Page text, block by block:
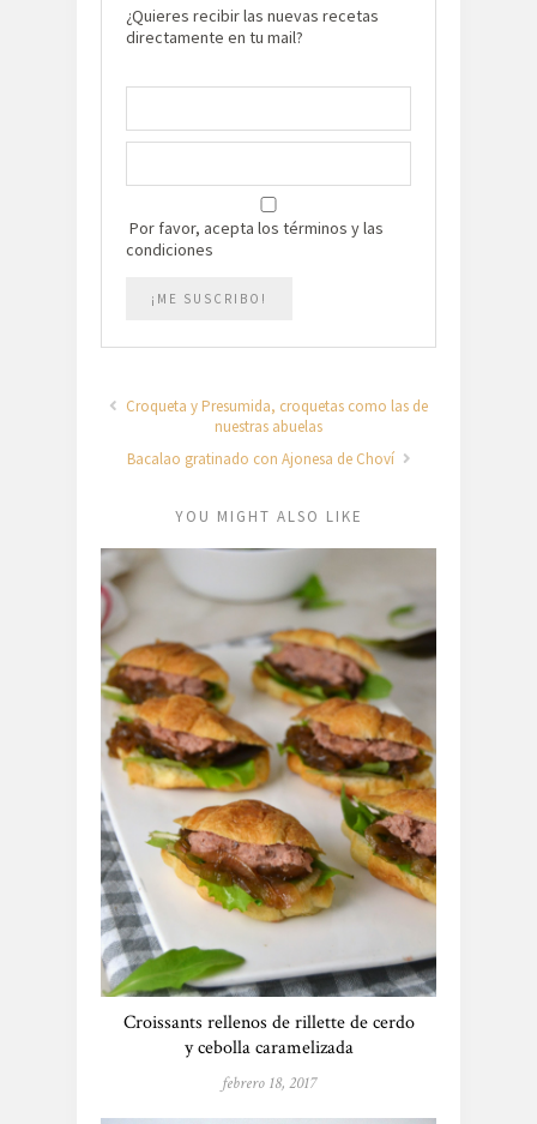
¿Quieres recibir las nuevas recetas
directamente en tu mail?
Por favor, acepta los términos y las
condiciones
Croqueta y Presumida, croquetas como las de
nuestras abuelas
Bacalao gratinado con Ajonesa de Choví
YOU MIGHT ALSO LIKE
Croissants rellenos de rillette de cerdo
y cebolla caramelizada
febrero 18, 2017